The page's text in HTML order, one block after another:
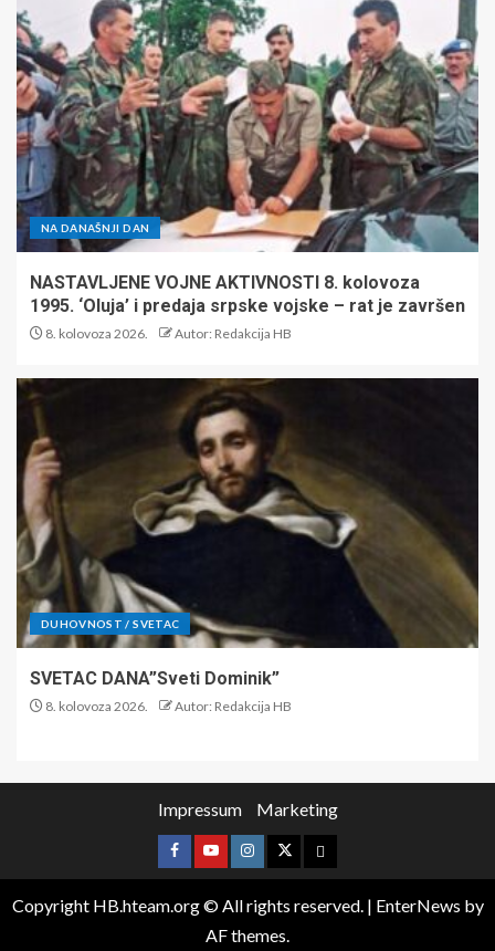
NA DANAŠNJI DAN
NASTAVLJENE VOJNE AKTIVNOSTI 8. kolovoza
1995. ‘Oluja’ i predaja srpske vojske – rat je završen
8. kolovoza 2026. Autor: Redakcija HB
DUHOVNOST / SVETAC
SVETAC DANA”Sveti Dominik”
8. kolovoza 2026. Autor: Redakcija HB
Impressum Marketing
Copyright HB.hteam.org © All rights reserved. | EnterNews by
AF themes.